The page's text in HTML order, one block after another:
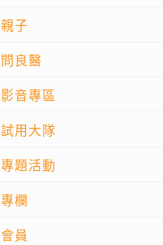
親子
問良醫
影音專區
試用大隊
專題活動
專欄
會員